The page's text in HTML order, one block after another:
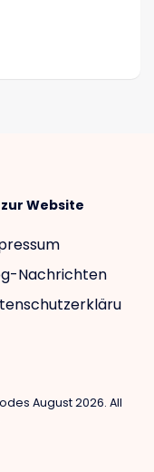
zur Website
Nachrichten
August 2026. All